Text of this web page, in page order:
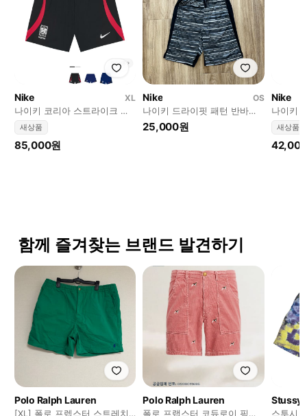
Nike
XL
나이키 코리아 스트라이크 엘
리트 드라이핏 ADV 니트 사커
쇼츠 블랙
새상품
85,000원
Nike
OS
나이키 드라이핏 패턴 반바지
M
25,000원
Nike
나이키
새상품
함께 즐겨찾는 브랜드 발견하기
Polo Ralph Lauren
[XL] 폴로 프렙스터 스트레치
Polo Ralph Lauren
폴로 프랩스터 코듀로이 핑크
Stussy
스투시